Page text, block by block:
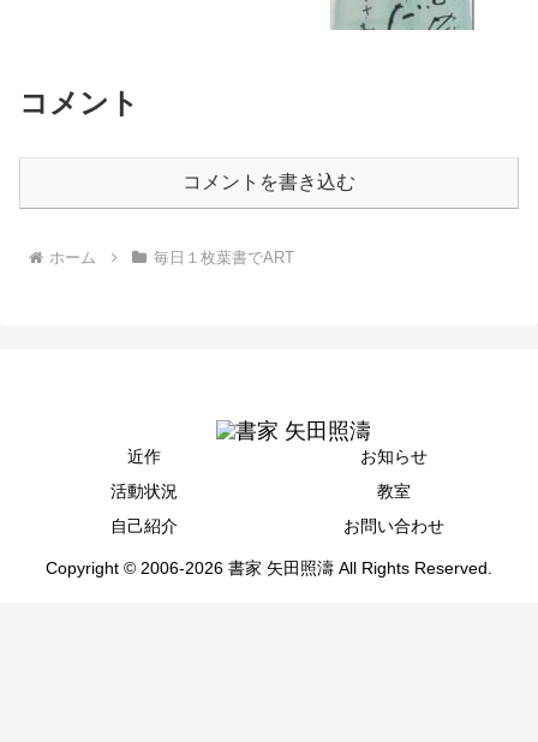
コメント
コメントを書き込む
ホーム 毎日１枚葉書でART
近作
お知らせ
活動状況
教室
自己紹介
お問い合わせ
Copyright © 2006-2026 書家 矢田照濤 All Rights Reserved.